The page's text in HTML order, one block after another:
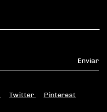
Twitter Pinterest